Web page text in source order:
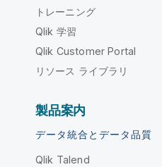
トレーニング
Qlik 学習
Qlik Customer Portal
リソース ライブラリ
製品案内
データ統合とデータ品質
Qlik Talend